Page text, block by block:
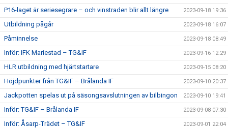
P16-laget är seriesegrare – och vinstraden blir allt längre 2023-09-18 19:36
Utbildning pågår 2023-09-18 16:07
Påminnelse 2023-09-18 08:49
Inför: IFK Mariestad – TG&IF 2023-09-16 12:29
HLR utbildning med hjärtstartare 2023-09-15 08:20
Höjdpunkter från TG&IF – Brålanda IF 2023-09-10 20:37
Jackpotten spelas ut på säsongsavslutningen av bilbingon 2023-09-10 19:41
Inför: TG&IF – Brålanda IF 2023-09-08 07:30
Inför: Åsarp-Trädet – TG&IF 2023-09-01 22:04